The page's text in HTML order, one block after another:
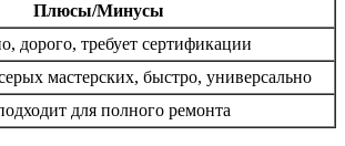
Плюсы/Минусы
дорого, требует сертификации
мастерских, быстро, универсально
для полного ремонта